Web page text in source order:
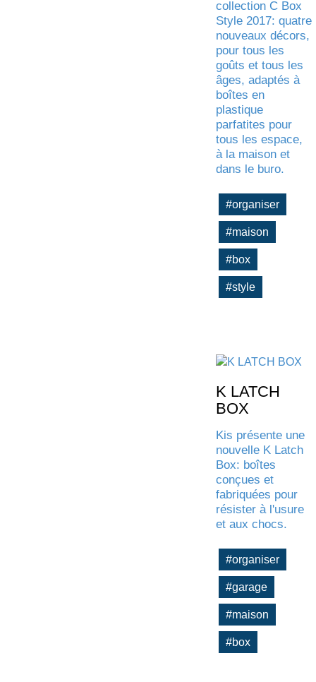
collection C Box
Style 2017: quatre
nouveaux décors,
pour tous les
goûts et tous les
âges, adaptés à
boîtes en
plastique
parfatites pour
tous les espace,
à la maison et
dans le buro.
#organiser
#maison
#box
#style
K LATCH
BOX
Kis présente une
nouvelle K Latch
Box: boîtes
conçues et
fabriquées pour
résister à l'usure
et aux chocs.
#organiser
#garage
#maison
#box